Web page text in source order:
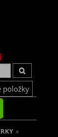
položky
»